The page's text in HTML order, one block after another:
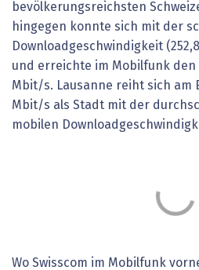
bevölkerungsreichsten
hingegen konnte sich mit der
Downloadgeschwindigkeit
und erreichte im Mobilfunk den
Mbit/s. Lausanne reiht sich am
Mbit/s als Stadt mit der
mobilen
Wo Swisscom im Mobilfunk